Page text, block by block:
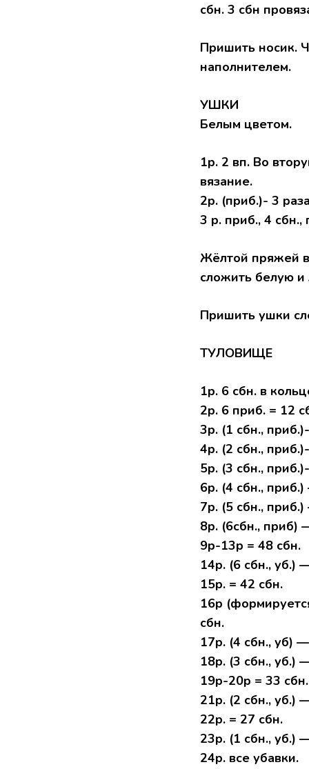
сбн. 3 сбн
Пришить носик.
наполнителем.
УШКИ
Белым цветом.
1р. 2 вп. Во
вязание.
2р. (приб.)- 3
3 р. приб., 4 сбн.,
Жёлтой пряжей
сложить белую и
Пришить ушки
ТУЛОВИЩЕ
1р. 6 сбн. в
2р. 6 приб. = 12
3р. (1 сбн.,
4р. (2 сбн.,
5р. (3 сбн.,
6р. (4 сбн.,
7р. (5 сбн.,
8р. (6сбн., приб)
9р-13р = 48 сбн.
14р. (6 сбн., уб.)
15р. = 42 сбн.
16р
сбн.
17р. (4 сбн., уб)
18р. (3 сбн., уб.)
19р-20р = 33 сбн.
21р. (2 сбн., уб.)
22р. = 27 сбн.
23р. (1 сбн., уб.)
24р. все убавки.